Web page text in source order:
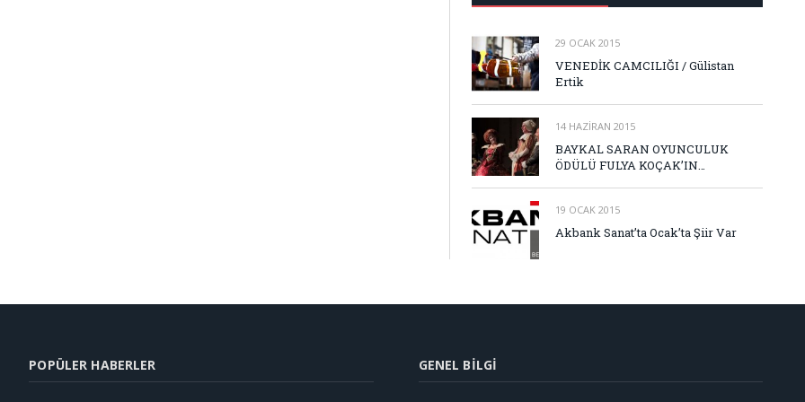
29 OCAK 2015
VENEDİK CAMCILIĞI / Gülistan
Ertik
14 HAZIRAN 2015
BAYKAL SARAN OYUNCULUK
ÖDÜLÜ FULYA KOÇAK’IN…
19 OCAK 2015
Akbank Sanat’ta Ocak’ta Şiir Var
POPÜLER HABERLER GENEL BILGI